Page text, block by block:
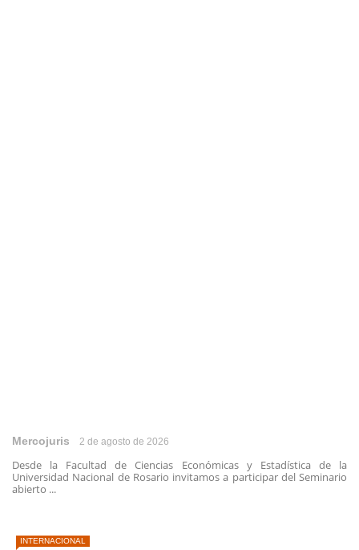
Mercojuris 2 de agosto de 2026
Desde la Facultad de Ciencias Económicas y Estadística de la
Universidad Nacional de Rosario invitamos a participar del Seminario
abierto ...
INTERNACIONAL